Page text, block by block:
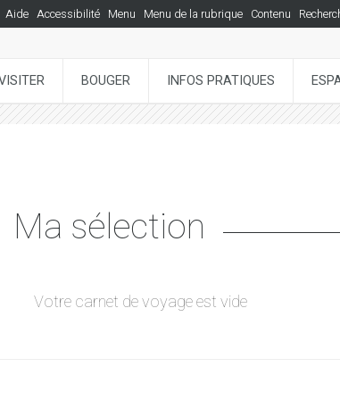
Aide Accessibilité Menu Menu de la rubrique Contenu
BOUGER INFOS PRATIQUES
Ma sélection
Votre carnet de voyage est vide